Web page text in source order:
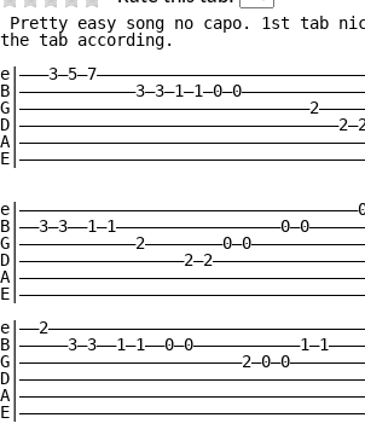
Pretty easy song no capo. 1st tab
the tab according.